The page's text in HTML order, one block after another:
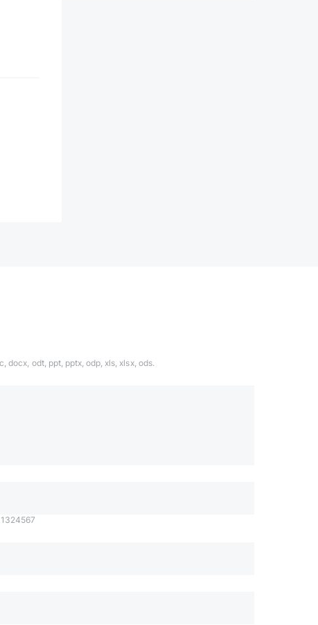
docx, odt, ppt, pptx, odp, xls, xlsx, ods.
Отправить